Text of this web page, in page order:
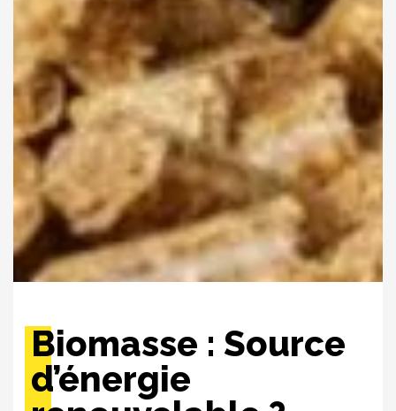
Biomasse : Source
d’énergie